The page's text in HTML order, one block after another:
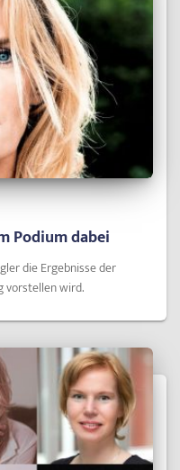
Podium dabei
die Ergebnisse der
vorstellen wird.